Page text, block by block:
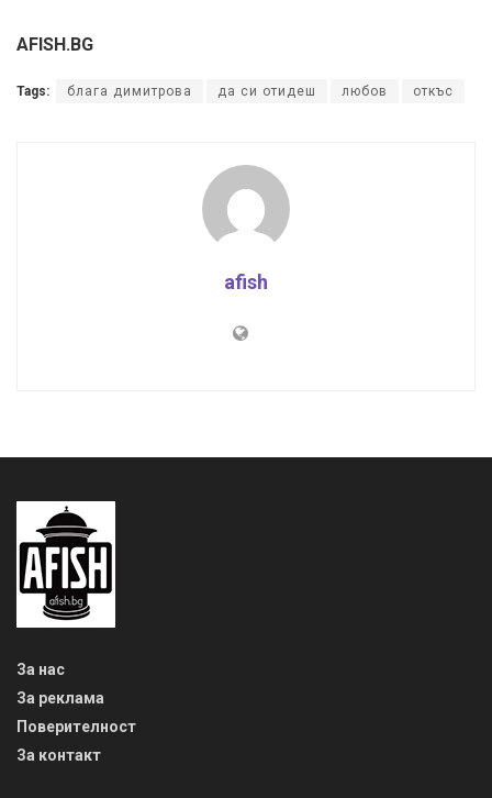
AFISH.BG
Tags: блага димитрова да си отидеш любов откъс
afish
За нас
За реклама
Поверителност
За контакт